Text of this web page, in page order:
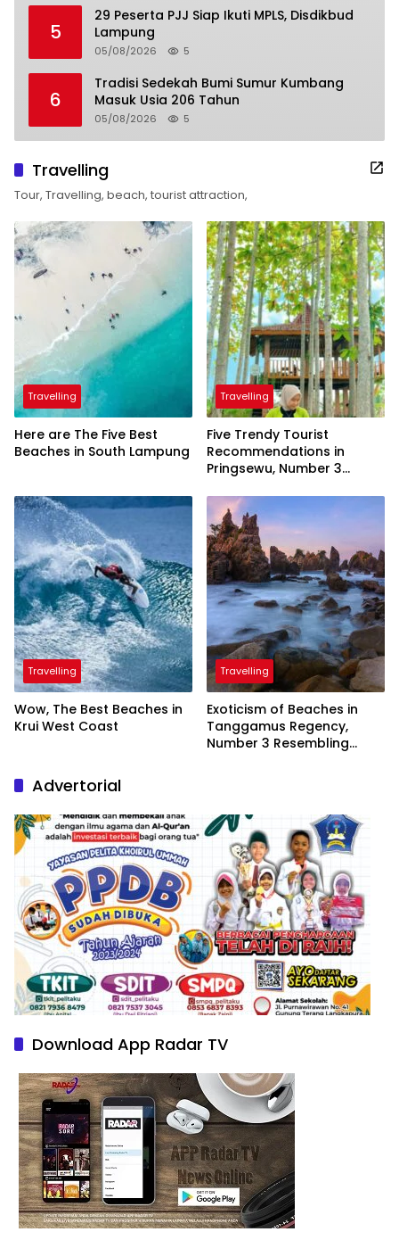
5
29 Peserta PJJ Siap Ikuti MPLS, Disdikbud
Lampung
05/08/2026 5
6
Tradisi Sedekah Bumi Sumur Kumbang
Masuk Usia 206 Tahun
05/08/2026 5
Travelling
Tour, Travelling, beach, tourist attraction,
Travelling
Here are The Five Best
Beaches in South Lampung
Travelling
Five Trendy Tourist
Recommendations in
Pringsewu, Number 3
President
Travelling
Wow, The Best Beaches in
Krui West Coast
Travelling
Exoticism of Beaches in
Tanggamus Regency,
Number 3 Resembling
Advertorial
Download App Radar TV